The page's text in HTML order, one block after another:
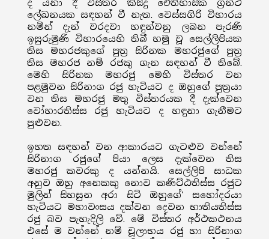
ද යනා දී විස්තර කිසිදු ඓතිහාසික ග්‍රන්ථ
ලේඛනයක සඳහන් වී නැත. වෙස්සගිරි විහාරය
නමින් දැන් වරදවා හඳුන්වනු ලබන පැරණි
ඉසුරුමුණි විහාරයෙහි තිබී හමු වූ සෙල්ලිපියක
තිස මහරජකුගේ පුත්‍ර සිරිනක මහරජුගේ පුත්‍ර
තිස මහරජ නම් රජකු ගැන සඳහන් වී තිබේ.
මෙහි සිරිනක මහරජු මෙහි විස්තර වන
පළමුවන සිරිනාග රජු හැටියට ද ඔහුගේ පුත්‍රයා
වන තිස මහරජු මතු විස්තරයක දී දැක්වෙන
වෝහාරතිස්ස රජු හැටියට ද හඳුනා ගැනීමට
පුළුවන.
ඉහත සඳහන් වන ආකාරයට ගැටළුව වන්නේ
සිරිනාග රජුගේ පියා ලෙස දැක්වෙන තිස
මහරජු කවරකු ද යන්නයි. සෙල්ලිපි සාධක
අනුව ඔහු අනෙකකු නොව කණිට්ඨතිස්ස රජුට
මුලින් සිහසුන අරා සිටි ඔහුගේ' සහෝදරයා
හැටියට මහාවංසය දක්වන දෙවන භාතියතිස්ස
රජු බව පැහැදිලි වේ. මේ විස්තර අර්ථකථනය
එසේ ම වන්නේ නම් චූලාභය රජු හා සිරිනාග